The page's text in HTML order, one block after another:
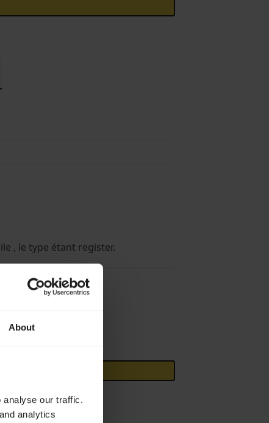
About
analyse our traffic.
analytics
, le type étant register.
my free time.